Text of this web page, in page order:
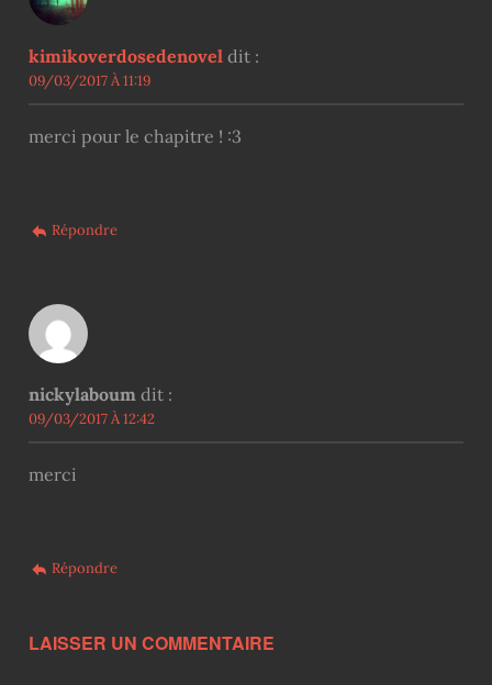
kimikoverdosedenovel dit :
09/03/2017 À 11:19
merci pour le chapitre ! :3
Répondre
nickylaboum dit :
09/03/2017 À 12:42
merci
Répondre
LAISSER UN COMMENTAIRE